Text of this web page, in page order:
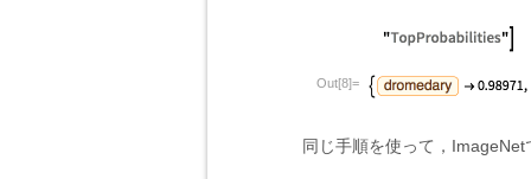
Out[8]=
同じ手順を使って，